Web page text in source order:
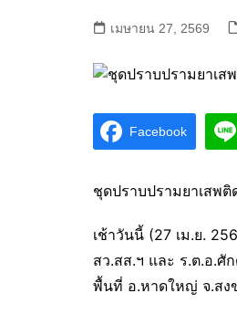
เมษายน 27, 2569
Facebook
ชุดปราบปรามยาเสพ
เช้าวันนี้ (27 เม.ย.
สว.สส.ฯ และ ร.ต.อ.
พื้นที่ อ.หาดใหญ่ จ.สง